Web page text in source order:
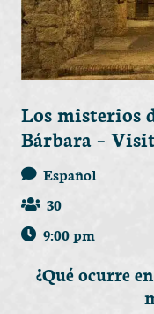
Los misterios
Bárbara –
Español
30
9:00 pm
¿Qué ocurre